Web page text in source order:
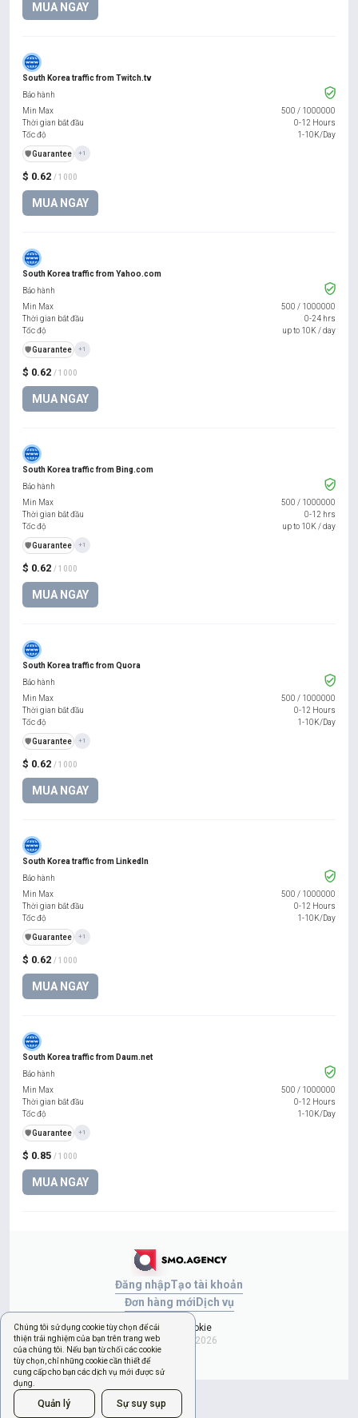
Chúng tôi sử dụng cookie tùy chọn để cải
thiện trải nghiệm của bạn trên trang web
của chúng tôi. Nếu bạn từ chối các cookie
tùy chọn, chỉ những cookie cần thiết để
cung cấp cho bạn các dịch vụ mới được sử
dụng.
Quản lý Sự suy sụp
MUA NGAY
South Korea traffic from Twitch.tv
$ 0.62 / 1000
MUA NGAY
Bảo hành
Min Max
500 / 1000000
Thời gian bắt đầu
0-12 Hours
Tốc độ
1-10K/Day
️🛡️Guarantee +1
South Korea traffic from Yahoo.com
$ 0.62 / 1000
MUA NGAY
Bảo hành
Min Max
500 / 1000000
Thời gian bắt đầu
0-24 hrs
Tốc độ
up to 10K / day
️🛡️Guarantee +1
South Korea traffic from Bing.com
$ 0.62 / 1000
MUA NGAY
Bảo hành
Min Max
500 / 1000000
Thời gian bắt đầu
0-12 hrs
Tốc độ
up to 10K / day
️🛡️Guarantee +1
South Korea traffic from Quora
$ 0.62 / 1000
MUA NGAY
Bảo hành
Min Max
500 / 1000000
Thời gian bắt đầu
0-12 Hours
Tốc độ
1-10K/Day
️🛡️Guarantee +1
South Korea traffic from LinkedIn
$ 0.62 / 1000
MUA NGAY
Bảo hành
Min Max
500 / 1000000
Thời gian bắt đầu
0-12 Hours
Tốc độ
1-10K/Day
️🛡️Guarantee +1
South Korea traffic from Daum.net
$ 0.85 / 1000
MUA NGAY
Bảo hành
Min Max
500 / 1000000
Thời gian bắt đầu
0-12 Hours
Tốc độ
1-10K/Day
️🛡️Guarantee +1
Đăng nhậpTạo tài khoản
Đơn hàng mới Dịch vụ
Quản lý cookie
Copyright © 2026